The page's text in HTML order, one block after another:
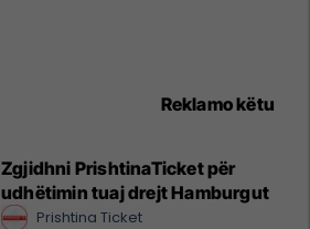
Reklamo këtu
Zgjidhni PrishtinaTicket për
udhëtimin tuaj drejt Hamburgut
Prishtina Ticket